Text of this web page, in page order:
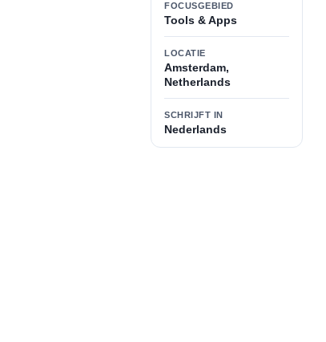
FOCUSGEBIED
Tools & Apps
LOCATIE
Amsterdam,
Netherlands
SCHRIJFT IN
Nederlands